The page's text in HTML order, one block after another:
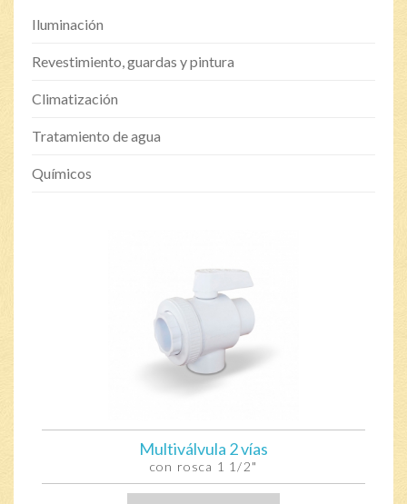
Iluminación
Revestimiento, guardas y pintura
Climatización
Tratamiento de agua
Químicos
Multiválvula 2 vías
con rosca 1 1/2"